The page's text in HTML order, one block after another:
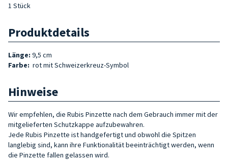
1 Stück
Produktdetails
Länge: 9,5 cm
Farbe: rot mit Schweizerkreuz-Symbol
Hinweise
Wir empfehlen, die Rubis Pinzette nach dem Gebrauch immer mit der
mitgelieferten Schutzkappe aufzubewahren.
Jede Rubis Pinzette ist handgefertigt und obwohl die Spitzen
langlebig sind, kann ihre Funktionalität beeinträchtigt werden, wenn
die Pinzette fallen gelassen wird.